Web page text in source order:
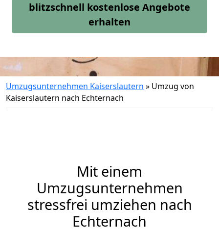
blitzschnell kostenlose Angebote
erhalten
Umzugsunternehmen Kaiserslautern » Umzug von
Kaiserslautern nach Echternach
Mit einem
Umzugsunternehmen
stressfrei umziehen nach
Echternach